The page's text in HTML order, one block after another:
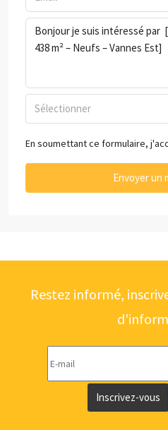
Sélectionner
En soumettant ce formulaire,
Envoyer un
Restez informé,
Inscrivez-vous